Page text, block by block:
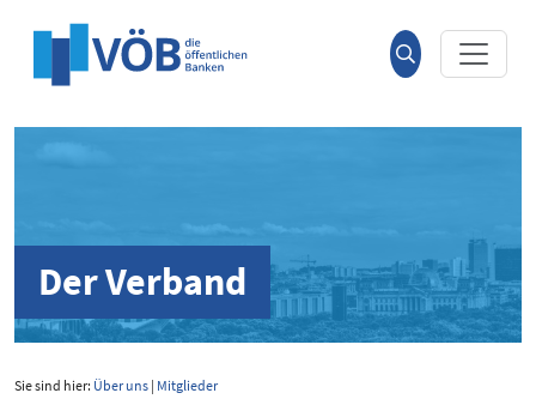
Suche
öffnen
Der Verband
Sie sind hier: Über uns | Mitglieder